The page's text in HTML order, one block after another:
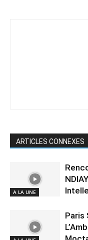
ARTICLES CONNEXES
A LA UNE
Paris